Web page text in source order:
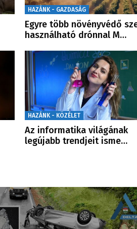
HAZÁNK - GAZDASÁG
Egyre több növényvédő
használható drónnal M…
HAZÁNK - KÖZÉLET
Az informatika világának
legújabb trendjeit isme…